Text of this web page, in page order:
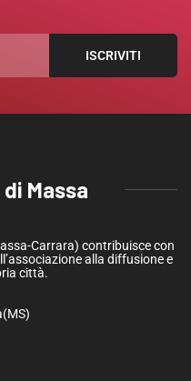
Massa
Carrara) contribuisce con
alla diffusione e
città.